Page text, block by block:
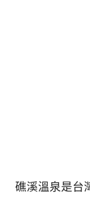
礁溪溫泉是台